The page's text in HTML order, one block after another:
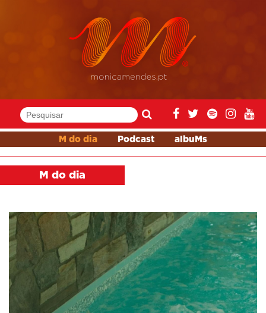
M do dia Podcast albuMs
M do dia